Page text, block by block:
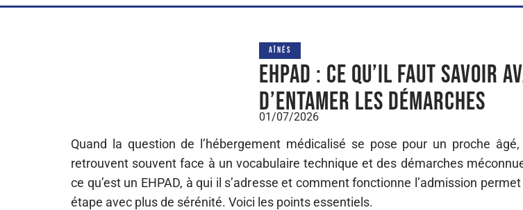
AÎNÉS
EHPAD : ce qu’il faut savoir
d’entamer les démarches
01/07/2026
Quand la question de l’hébergement médicalisé se pose pour un proche
retrouvent souvent face à un vocabulaire technique et des démarches
ce qu’est un EHPAD, à qui il s’adresse et comment fonctionne l’admission
étape avec plus de sérénité. Voici les points essentiels.